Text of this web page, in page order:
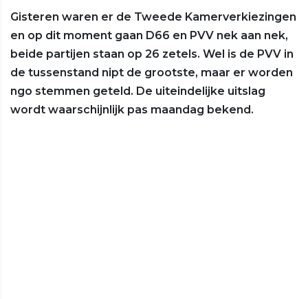
Gisteren waren er de Tweede Kamerverkiezingen
en op dit moment gaan D66 en PVV nek aan nek,
beide partijen staan op 26 zetels. Wel is de PVV in
de tussenstand nipt de grootste, maar er worden
ngo stemmen geteld. De uiteindelijke uitslag
wordt waarschijnlijk pas maandag bekend.